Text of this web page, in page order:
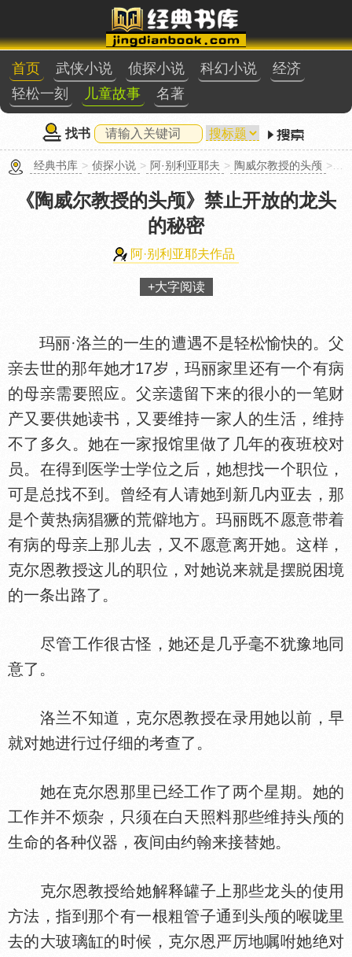
首页 武侠小说 侦探小说 科幻小说
经济
轻松一刻
儿童故事 名著
找书
经典书库 > 侦探小说 > 阿·别利亚耶夫 > 陶威尔教授的头颅 >禁止开放的龙头的秘密
《陶威尔教授的头颅》 禁止开放的龙头
的秘密
阿·别利亚耶夫作品
+大字阅读
玛丽·洛兰的一生的遭遇不是轻松愉快的。父
去世的那年她才17岁，玛丽家里还有一个有病
的母
需要照应。父
遗留下来的很小的一笔财
产又要供她读书，又要维持一家人的生活，维持
不了多久。她在一家报馆里做了几年的夜班校对
员。在得到医学士学位之后，她想找一个职位，
可是总找不到。曾经有人请她到新几内亚去，那
是个黄热病猖獗的荒僻地方。玛丽既不愿意带着
有病的母
上那儿去，又不愿意离开她。这样，
克尔恩教授这儿的职位，对她说来就是摆
困境
的一条出路了。
尽管工作很古怪，她还是几乎毫不犹豫地同
意了。
洛兰不知道，克尔恩教授在录用她以前，早
就对她进行过仔细的考查了。
她在克尔恩那里已经工作了两个星期。她的
工作并不烦杂，只须在白天照料那些维持头颅的
生命的各种仪器，夜间由约翰来接替她。
克尔恩教授给她解释罐子上那些龙头的使用
方法，指到那个有一根粗管子通到头颅的喉咙里
去的大玻璃缸的时候，克尔恩严厉地嘱咐她绝对